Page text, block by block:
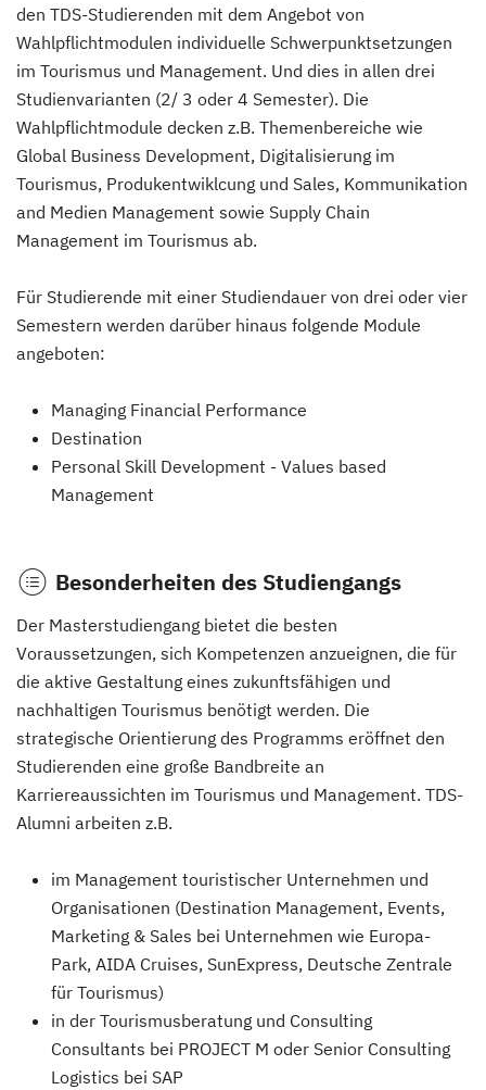
den TDS-Studierenden mit dem Angebot von
Wahlpflichtmodulen individuelle Schwerpunktsetzungen
im Tourismus und Management. Und dies in allen drei
Studienvarianten (2/ 3 oder 4 Semester). Die
Wahlpflichtmodule decken z.B. Themenbereiche wie
Global Business Development, Digitalisierung im
Tourismus, Produkentwiklcung und Sales, Kommunikation
and Medien Management sowie Supply Chain
Management im Tourismus ab.
Für Studierende mit einer Studiendauer von drei oder vier
Semestern werden darüber hinaus folgende Module
angeboten:
Managing Financial Performance
Destination
Personal Skill Development - Values based
Management
Besonderheiten des Studiengangs
Der Masterstudiengang bietet die besten
Voraussetzungen, sich Kompetenzen anzueignen, die für
die aktive Gestaltung eines zukunftsfähigen und
nachhaltigen Tourismus benötigt werden. Die
strategische Orientierung des Programms eröffnet den
Studierenden eine große Bandbreite an
Karriereaussichten im Tourismus und Management. TDS-
Alumni arbeiten z.B.
im Management touristischer Unternehmen und
Organisationen (Destination Management, Events,
Marketing & Sales bei Unternehmen wie Europa-
Park, AIDA Cruises, SunExpress, Deutsche Zentrale
für Tourismus)
in der Tourismusberatung und Consulting
Consultants bei PROJECT M oder Senior Consulting
Logistics bei SAP